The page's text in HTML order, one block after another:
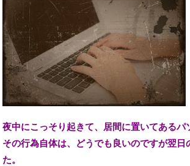
夜中にこっそり起きて、居間に置いてあるパ
その行為自体は、どうでも良いのですが翌
た。